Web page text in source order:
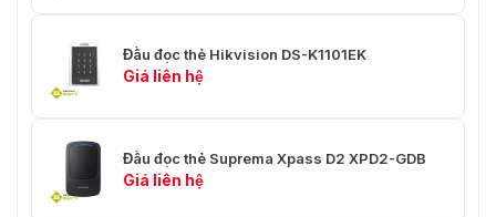
Đầu đọc thẻ Hikvision DS-K1101EK
Giá liên hệ
Đầu đọc thẻ Suprema Xpass D2 XPD2-GDB
Giá liên hệ